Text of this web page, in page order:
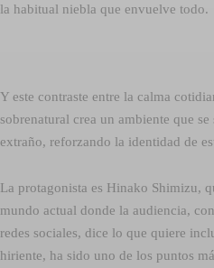
la habitual niebla que envuelve todo.
Y este contraste entre la calma
sobrenatural crea un ambiente que
extraño, reforzando la identidad de
La protagonista es Hinako Shimizu,
mundo actual donde la audiencia,
redes sociales, dice lo que quiere
hiriente, ha sido uno de los puntos